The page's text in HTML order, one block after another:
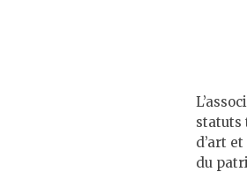
statuts
d’art
du